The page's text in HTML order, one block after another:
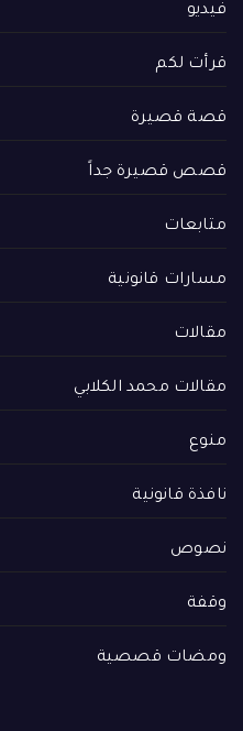
فيديو
قرأت لكم
قصة قصيرة
قصص قصيرة جداً
متابعات
مسارات قانونية
مقالات
مقالات محمد الكلابي
منوع
نافذة قانونية
نصوص
وقفة
ومضات قصصية